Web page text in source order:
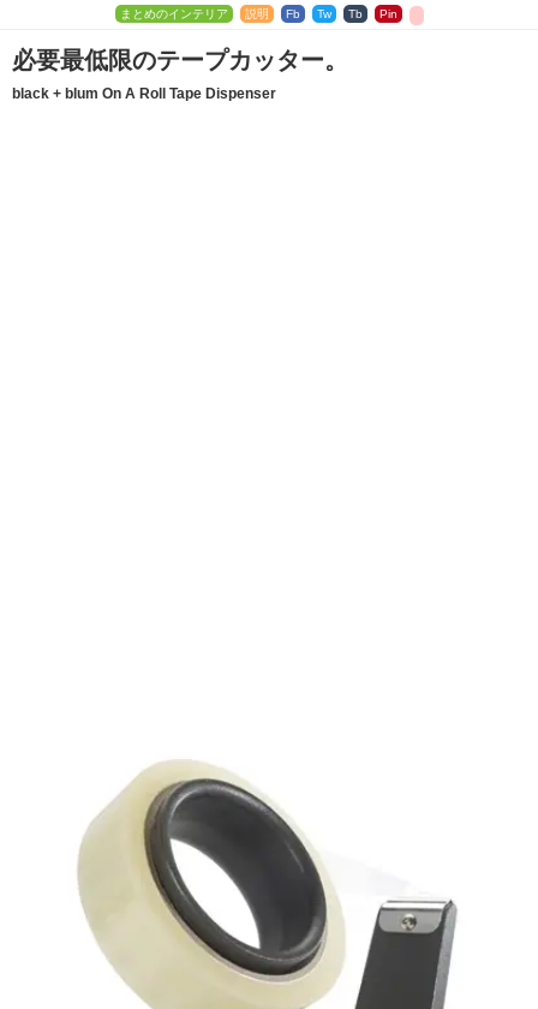
まとめのインテリア 説明 Fb Tw Tb Pin
必要最低限のテープカッター。
black + blum On A Roll Tape Dispenser